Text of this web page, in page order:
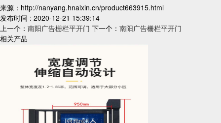
来源：http://nanyang.hnaixin.cn/product663915.html
发布时间 : 2020-12-21 15:39:14
上一个： 南阳广告栅栏平开门 下一个： 南阳广告栅栏平开门
相关产品